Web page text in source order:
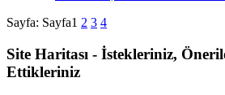
Sayfa: Sayfa1 2 3 4
Site Haritası - İstekleriniz,
Ettikleriniz